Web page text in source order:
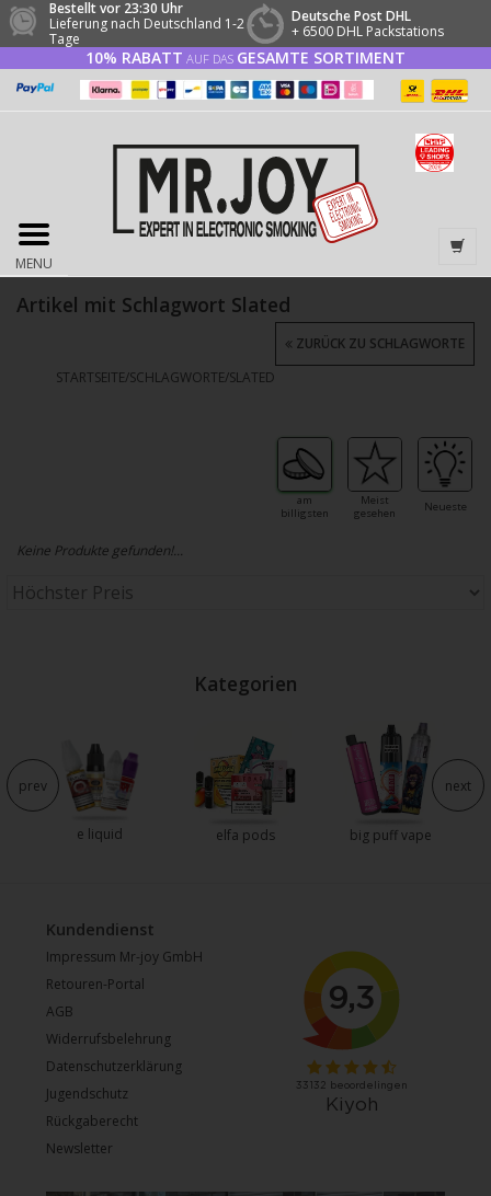
Bestellt vor 23:30 Uhr
Lieferung nach Deutschland 1-2
Tage
Deutsche Post DHL
+ 6500 DHL Packstations
10% RABATT AUF DAS GESAMTE SORTIMENT
MENU
Artikel mit Schlagwort Slated
STARTSEITE/SCHLAGWORTE/SLATED
ZURÜCK ZU SCHLAGWORTE
am
billigsten
Meist
gesehen
Neueste
Keine Produkte gefunden!...
Kategorien
e liquid elfa pods big puff vape
prev next
Kundendienst
Impressum Mr-joy GmbH
Retouren-Portal
AGB
Widerrufsbelehrung
Datenschutzerklärung
Jugendschutz
Rückgaberecht
Newsletter